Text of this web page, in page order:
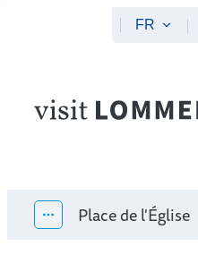
FR
Website
Afficher tous les
Place de l'Église